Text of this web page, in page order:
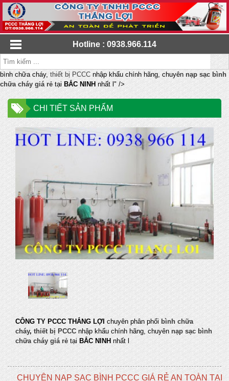
Hotline : 0938.966.114
bình chữa cháy, thiết bị PCCC nhập khẩu chính hãng, chuyên nạp sạc bình
chữa cháy giá rẻ tại BẮC NINH nhất l" />
CHI TIẾT SẢN PHẨM
CÔNG TY PCCC THẮNG LỢI chuyên phân phối bình chữa
cháy, thiết bị PCCC nhập khẩu chính hãng, chuyên nạp sạc bình
chữa cháy giá rẻ tại BẮC NINH nhất l
CHUYÊN NẠP SẠC BÌNH PCCC GIÁ RẺ AN TOÀN TẠI